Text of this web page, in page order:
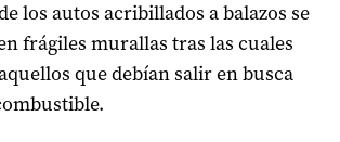
los autos acribillados a balazos se
frágiles murallas tras las cuales
que debían salir en busca